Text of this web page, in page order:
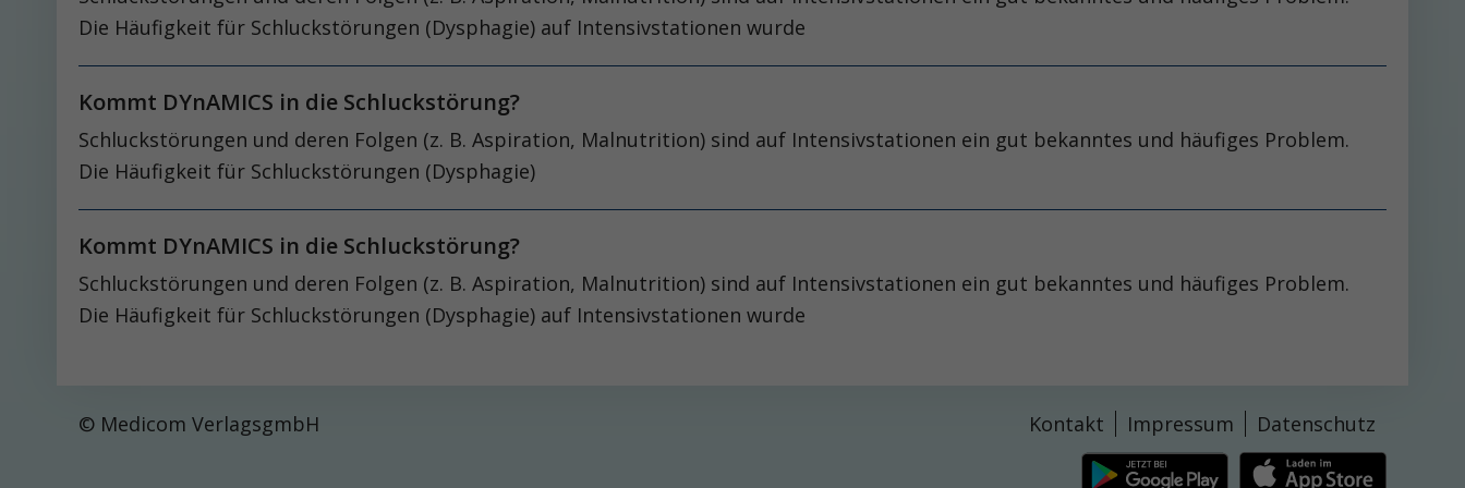
Die Häufigkeit für Schluckstörungen (Dysphagie) auf Intensivstationen wurde
Kommt DYnAMICS in die Schluckstörung?
Schluckstörungen und deren Folgen (z. B. Aspiration, Malnutrition) sind auf Intensivstationen ein gut bekanntes und häufiges Problem.
Die Häufigkeit für Schluckstörungen (Dysphagie)
Kommt DYnAMICS in die Schluckstörung?
Schluckstörungen und deren Folgen (z. B. Aspiration, Malnutrition) sind auf Intensivstationen ein gut bekanntes und häufiges Problem.
Die Häufigkeit für Schluckstörungen (Dysphagie) auf Intensivstationen wurde
© Medicom VerlagsgmbH Kontakt Impressum Datenschutz